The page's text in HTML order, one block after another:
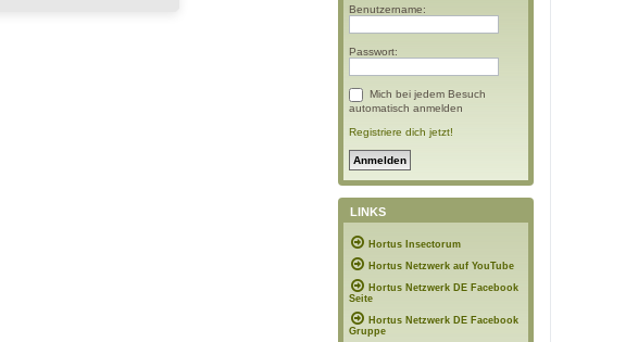
Benutzername:
Passwort:
Mich bei jedem Besuch
automatisch anmelden
Registriere dich jetzt!
LINKS
Hortus Insectorum
Hortus Netzwerk auf YouTube
Hortus Netzwerk DE Facebook
Seite
Hortus Netzwerk DE Facebook
Gruppe